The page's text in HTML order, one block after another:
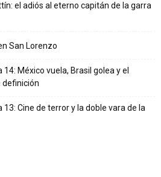
el adiós al eterno capitán de la garra
San Lorenzo
México vuela, Brasil golea y el
definición
13: Cine de terror y la doble vara de la